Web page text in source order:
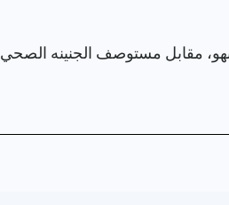
مقابل مستوصف الجنينه الصحي